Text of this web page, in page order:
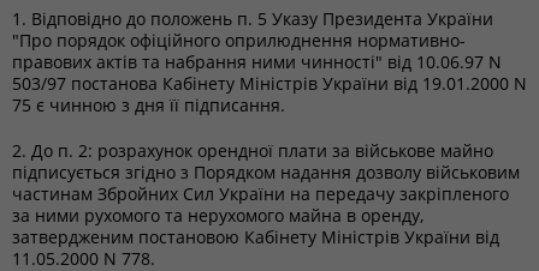
1. Відповідно до положень п. 5 Указу Президента України
"Про порядок офіційного оприлюднення нормативно-
правових актів та набрання ними чинності" від 10.06.97 N
503/97 постанова Кабінету Міністрів України від 19.01.2000 N
75 є чинною з дня її підписання.
2. До п. 2: розрахунок орендної плати за військове майно
підписується згідно з Порядком надання дозволу військовим
частинам Збройних Сил України на передачу закріпленого
за ними рухомого та нерухомого майна в оренду,
затвердженим постановою Кабінету Міністрів України від
11.05.2000 N 778.